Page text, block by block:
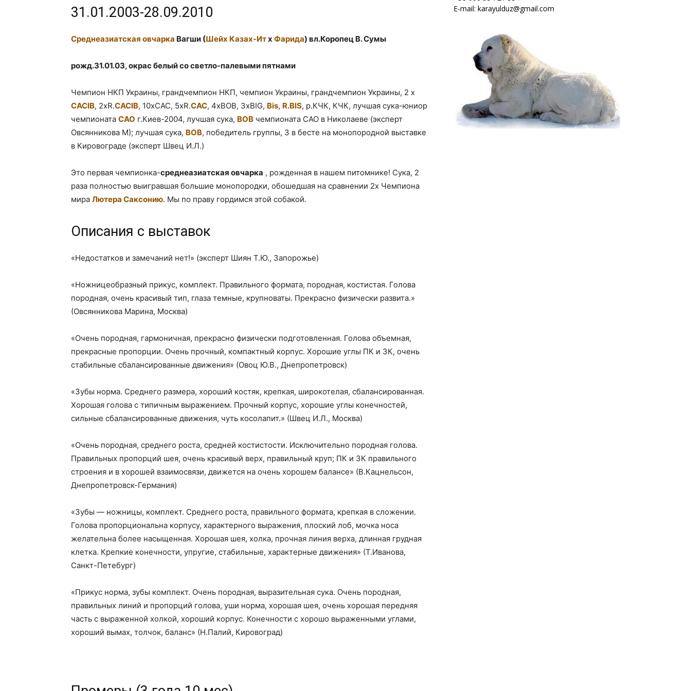
31.01.2003-28.09.2010
Среднеазиатская овчарка Вагши (Шейх Казах-Итх Фарида) вл.Коропец В. Сумы
рожд.31.01.03, окрас белый со светло-палевыми пятнами
Чемпион НКП Украины, грандчемпион НКП, чемпион Украины, грандчемпион Украины, 2 х
CACIB, 2xR.CACIB, 10xCAC, 5xR.CAC, 4xBOB, 3xBIG, Bis, R.BIS, р.КЧК, КЧК, лучшая сука-юниор
чемпионата САО г.Киев-2004, лучшая сука, ВОВ чемпионата САО в Николаеве (эксперт
Овсянникова М); лучшая сука, ВОВ, победитель группы, 3 в бесте на монопородной выставке
в Кировограде (эксперт Швец И.Л.)
Это первая чемпионка-среднеазиатская овчарка , рожденная в нашем питомнике! Сука, 2
раза полностью выигравшая большие монопородки, обошедшая на сравнении 2х Чемпиона
мира Лютера Саксонию. Мы по праву гордимся этой собакой.
Описания с выставок
«Недостатков и замечаний нет!» (эксперт Шиян Т.Ю., Запорожье)
«Ножницеобразный прикус, комплект. Правильного формата, породная, костистая. Голова
породная, очень красивый тип, глаза темные, крупноваты. Прекрасно физически развита.»
(Овсянникова Марина, Москва)
«Очень породная, гармоничная, прекрасно физически подготовленная. Голова объемная,
прекрасные пропорции. Очень прочный, компактный корпус. Хорошие углы ПК и ЗК, очень
стабильные сбалансированные движения» (Овоц Ю.В., Днепропетровск)
«Зубы норма. Среднего размера, хороший костяк, крепкая, широкотелая, сбалансированная.
Хорошая голова с типичным выражением. Прочный корпус, хорошие углы конечностей,
сильные сбалансированные движения, чуть косолапит.» (Швец И.Л., Москва)
«Очень породная, среднего роста, средней костистости. Исключительно породная голова.
Правильных пропорций шея, очень красивый верх, правильный круп; ПК и ЗК правильного
строения и в хорошей взаимосвязи, движется на очень хорошем балансе» (В.Кацнельсон,
Днепропетровск-Германия)
«Зубы — ножницы, комплект. Среднего роста, правильного формата, крепкая в сложении.
Голова пропорциональна корпусу, характерного выражения, плоский лоб, мочка носа
желательна более насыщенная. Хорошая шея, холка, прочная линия верха, длинная грудная
клетка. Крепкие конечности, упругие, стабильные, характерные движения» (Т.Иванова,
Санкт-Петебург)
«Прикус норма, зубы комплект. Очень породная, выразительная сука. Очень породная,
правильных линий и пропорций голова, уши норма, хорошая шея, очень хорошая передняя
часть с выраженной холкой, хороший корпус. Конечности с хорошо выраженными углами,
хороший вымах, толчок, баланс» (Н.Палий, Кировоград)
E-mail: karayulduz@gmail.com